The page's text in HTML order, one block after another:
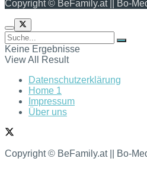
Copyright © BeFamily.at || Bo-
Keine Ergebnisse
View All Result
Datenschutzerklärung
Home 1
Impressum
Über uns
Copyright © BeFamily.at || Bo-